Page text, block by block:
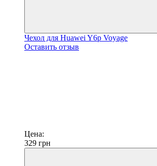
Чехол для Huawei Y6p Voyage
Оставить отзыв
Цена:
329 грн